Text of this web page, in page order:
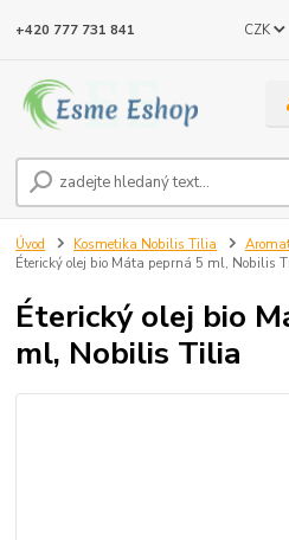
CZK
+420 777 731 841
Úvod Kosmetika Nobilis Tilia
Éterický olej bio Máta peprná 5 ml, Nobilis
Éterický olej bio
ml, Nobilis Tilia